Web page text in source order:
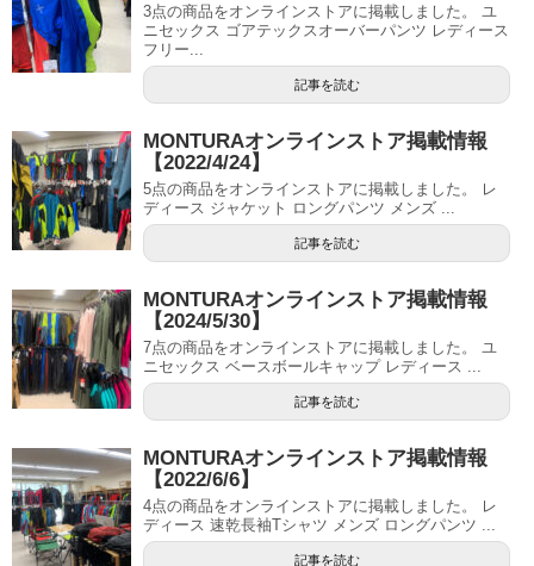
3点の商品をオンラインストアに掲載しました。 ユ
ニセックス ゴアテックスオーバーパンツ レディース
フリー...
記事を読む
MONTURAオンラインストア掲載情報
【2022/4/24】
5点の商品をオンラインストアに掲載しました。 レ
ディース ジャケット ロングパンツ メンズ ...
記事を読む
MONTURAオンラインストア掲載情報
【2024/5/30】
7点の商品をオンラインストアに掲載しました。 ユ
ニセックス ベースボールキャップ レディース ...
記事を読む
MONTURAオンラインストア掲載情報
【2022/6/6】
4点の商品をオンラインストアに掲載しました。 レ
ディース 速乾長袖Tシャツ メンズ ロングパンツ ...
記事を読む